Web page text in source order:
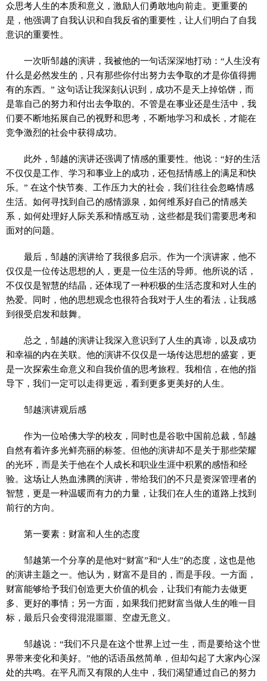
众思考人生的本质和意义，激励人们勇敢地向前走。更重要的
是，他强调了自我认识和自我反省的重要性，让人们明白了自我
意识的重要性。
一次听邹越的演讲，我被他的一句话深深地打动：“人生没有
什么是必然发生的，只有那些你付出努力去争取的才是你值得拥
有的东西。” 这句话让我深刻认识到，成功不是天上掉馅饼，而
是靠自己的努力和付出去争取的。不管是在事业还是生活中，我
们要不断地拓展自己的视野和思考，不断地学习和成长，才能在
竞争激烈的社会中获得成功。
此外，邹越的演讲还强调了情感的重要性。他说：“好的生活
不仅仅是工作、学习和事业上的成功，还包括情感上的满足和快
乐。” 在这个快节奏、工作压力大的社会，我们往往会忽略情感
生活。如何寻找到自己的感情源泉，如何维系好自己的情感关
系，如何处理好人际关系和情感互动，这些都是我们需要思考和
面对的问题。
最后，邹越的演讲给了我很多启示。作为一个演讲家，他不
仅仅是一位传达思想的人，更是一位生活的导师。他所说的话，
不仅仅是智慧的结晶，还体现了一种积极的生活态度和对人生的
热爱。同时，他的思想观念也很符合我对于人生的看法，让我感
到很受启发和鼓舞。
总之，邹越的演讲让我深入意识到了人生的真谛，以及成功
和幸福的内在关联。他的演讲不仅仅是一场传达思想的盛宴，更
是一次探索生命意义和自我价值的思考旅程。我相信，在他的指
导下，我们一定可以走得更远，看到更多更美好的人生。
邹越演讲观后感
作为一位哈佛大学的校友，同时也是谷歌中国前总裁，邹越
自然有着许多光鲜亮丽的标签。但他的演讲却不是关于那些荣耀
的光环，而是关于他在个人成长和职业生涯中积累的感悟和经
验。这场让人热血沸腾的演讲，带给我们的不只是资深管理者的
智慧，更是一种温暖而有力的力量，让我们在人生的道路上找到
前行的方向。
第一要素：财富和人生的态度
邹越第一个分享的是他对“财富”和“人生”的态度，这也是他
的演讲主题之一。他认为，财富不是目的，而是手段。一方面，
财富能够给予我们创造更大价值的机会，让我们有能力去做更
多、更好的事情；另一方面，如果我们把财富当做人生的唯一目
标，最后只会变得混混噩噩、空虚无意义。
邹越说：“我们不只是在这个世界上过一生，而是要给这个世
界带来变化和美好。”他的话语虽然简单，但却勾起了大家内心深
处的共鸣。在平凡而又有限的人生中，我们渴望通过自己的努力